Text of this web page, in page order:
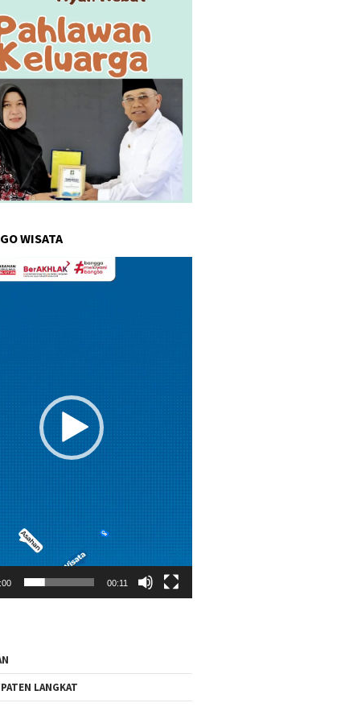
WISATA
00:11
LANGKAT